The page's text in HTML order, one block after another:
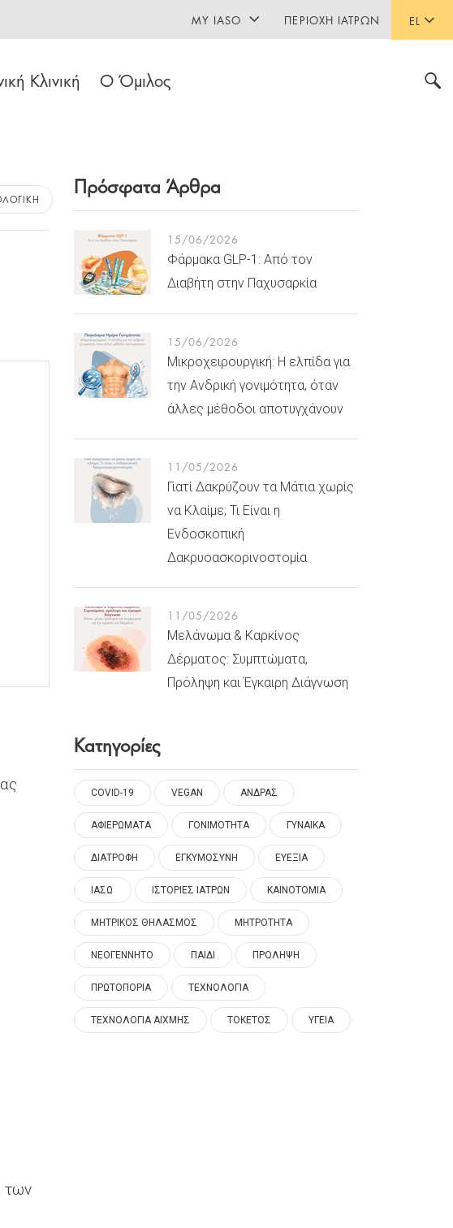
EL
Κλινική Ο Όμιλος
MY IASO ΠΕΡΙΟΧΉ ΙΑΤΡΏΝ
των
Πρόσφατα Άρθρα
15/06/2026
Φάρμακα GLP-1: Από τον
Διαβήτη στην Παχυσαρκία
15/06/2026
Μικροχειρουργική: Η ελπίδα για
την Ανδρική γονιμότητα, όταν
άλλες μέθοδοι αποτυγχάνουν
11/05/2026
Γιατί Δακρύζουν τα Μάτια χωρίς
να Κλαίμε; Τι Είναι η
Ενδοσκοπική
Δακρυοασκορινοστομία
11/05/2026
Μελάνωμα & Καρκίνος
Δέρματος: Συμπτώματα,
Πρόληψη και Έγκαιρη Διάγνωση
Κατηγορίες
COVID-19 VEGAN ΑΝΔΡΑΣ
ΑΦΙΕΡΩΜΑΤΑ ΓΟΝΙΜΟΤΗΤΑ ΓΥΝΑΙΚΑ
ΔΙΑΤΡΟΦΗ ΕΓΚΥΜΟΣΥΝΗ ΕΥΕΞΙΑ
ΙΑΣΩ ΙΣΤΟΡΙΕΣ ΙΑΤΡΩΝ ΚΑΙΝΟΤΟΜΙΑ
ΜΗΤΡΙΚΟΣ ΘΗΛΑΣΜΟΣ ΜΗΤΡΟΤΗΤΑ
ΝΕΟΓΕΝΝΗΤΟ ΠΑΙΔΙ ΠΡΟΛΗΨΗ
ΠΡΩΤΟΠΟΡΙΑ ΤΕΧΝΟΛΟΓΙΑ
ΤΕΧΝΟΛΟΓΙΑ ΑΙΧΜΗΣ ΤΟΚΕΤΟΣ ΥΓΕΙΑ